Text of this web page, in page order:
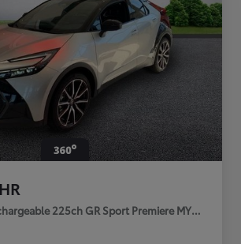
225ch GR Sport Premiere MY25